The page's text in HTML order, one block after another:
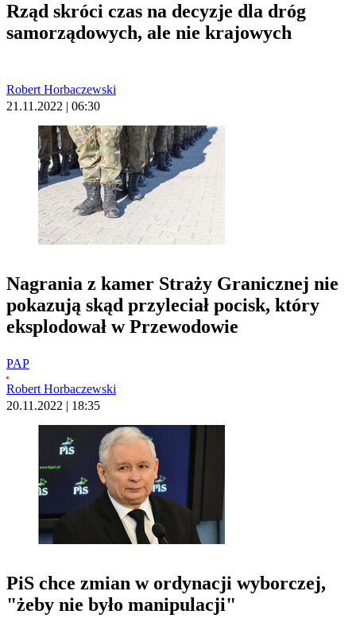
Rząd skróci czas na decyzje dla dróg
samorządowych, ale nie krajowych
Robert Horbaczewski
21.11.2022 | 06:30
Nagrania z kamer Straży Granicznej nie
pokazują skąd przyleciał pocisk, który
eksplodował w Przewodowie
PAP
Robert Horbaczewski
20.11.2022 | 18:35
PiS chce zmian w ordynacji wyborczej,
"żeby nie było manipulacji"